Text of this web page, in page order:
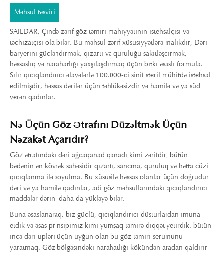
Məhsul təsviri
SAILDAR, Çində zərif göz təmiri mahiyyətinin istehsalçısı və
təchizatçısı ola bilər. Bu məhsul zərif xüsusiyyətlərə malikdir, Dəri
baryerini gücləndirmək, qızartı və quruluğu sakitləşdirmək,
həssaslıq və narahatlığı yaxşılaşdırmaq üçün bitki əsaslı formula.
Sıfır qıcıqlandırıcı əlavələrlə 100.000-ci sinif steril mühitdə istehsal
edilmişdir, həssas dərilər üçün təhlükəsizdir və hamilə və ya süd
verən qadınlar.
Nə Üçün Göz Ətrafını Düzəltmək Üçün
Nəzakət Açarıdır?
Göz ətrafındakı dəri ağcaqanad qanadı kimi zərifdir, bütün
bədənin ən kövrək sahəsidir qızartı, sancma, quruluq və hətta cüzi
qıcıqlanma ilə soyulma. Bu xüsusilə həssas olanlar üçün doğrudur
dəri və ya hamilə qadınlar, adi göz məhsullarındakı qıcıqlandırıcı
maddələr dərini daha da yükləyə bilər.
Buna əsaslanaraq, biz güclü, qıcıqlandırıcı düsturlardan imtina
etdik və əsas prinsipimiz kimi yumşaq təmirə diqqət yetirdik. bütün
incə dəri tipləri üçün uyğun olan bu göz təmiri serumunu
yaratmaq. Göz bölgəsindəki narahatlığı kökündən aradan qaldırır